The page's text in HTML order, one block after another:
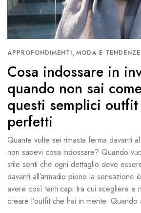
APPROFONDIMENTI, MODA E TENDENZE
Cosa indossare in
quando non sai
questi semplici
perfetti
Quante volte sei rimasta ferma davanti
non sapevi cosa indossare? Quando
stile senti che ogni dettaglio deve
davanti all’armadio pieno la sensazione
avere così tanti capi tra cui scegliere e
creare l’outfit che hai in mente. Quando